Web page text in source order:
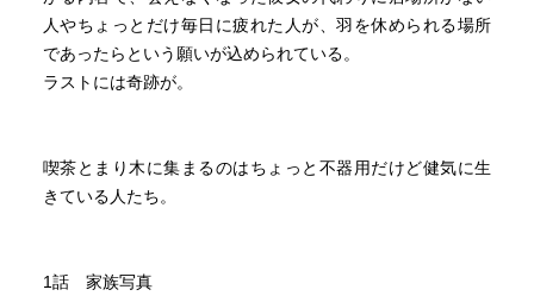
人やちょっとだけ毎日に疲れた人が、羽を休められる場所
であったらという願いが込められている。
ラストには奇跡が。
喫茶とまり木に集まるのはちょっと不器用だけど健気に生
きている人たち。
1話 家族写真